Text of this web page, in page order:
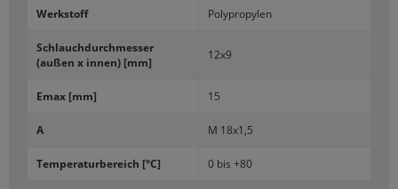
Werk­stoff Po­ly­pro­py­len
Schlauch­durch­mes­ser
(außen x innen) [mm]
12x9
Emax [mm] 15
A M 18x1,5
Tem­pe­ra­tur­be­reich [°C] 0 bis +80